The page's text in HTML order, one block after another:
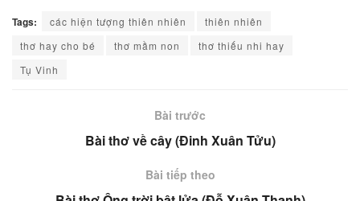
Tags: các hiện tượng thiên nhiên
thiên nhiên
thơ hay cho bé
thơ mầm non
thơ thiếu nhi hay
Tụ Vinh
Bài trước
Bài thơ về cây (Đinh Xuân Tửu)
Bài tiếp theo